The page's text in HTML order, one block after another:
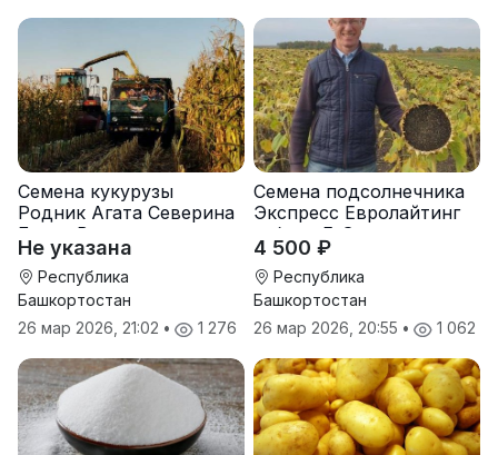
Семена кукурузы
Родник Агата Северина
Берта Вилора
Прохладненский Дарина
Росс Машук Катерина
Не указана
Республика
Башкортостан
26 мар 2026, 21:02 • 1 276
Семена подсолнечника
Экспресс Евролайтинг
гибрид F-G+
4 500 ₽
Республика
Башкортостан
26 мар 2026, 20:55 • 1 062